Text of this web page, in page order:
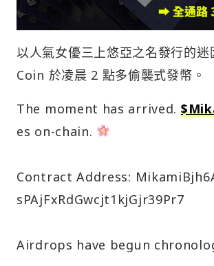
以人氣女優三上悠亞之名發行的
Coin 於凌晨 2 點多偷襲式發幣。
The moment has arrived.
es on-chain.
Contract Address:
sPAjFxRdGwcjt1kjGjr39Pr7
Airdrops have begun